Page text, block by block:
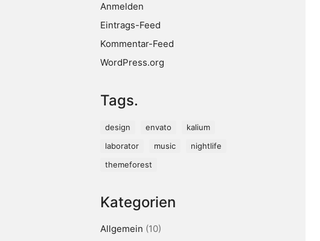
Anmelden
Eintrags-Feed
Kommentar-Feed
WordPress.org
Tags.
design envato
kalium
laborator
music
nightlife
themeforest
Kategorien
Allgemein (10)